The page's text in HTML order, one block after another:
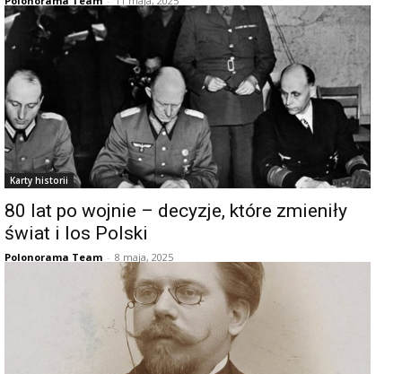
Karty historii
80 lat po wojnie – decyzje, które zmieniły
świat i los Polski
Polonorama Team - 8 maja, 2025